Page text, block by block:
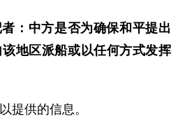
：中方是否为确保和平提出
地区派船或以任何方式发挥
提供的信息。